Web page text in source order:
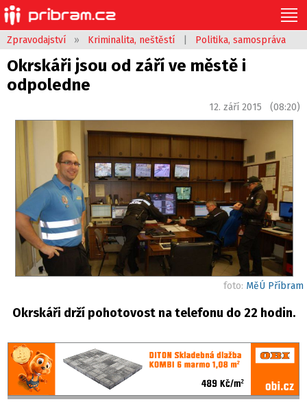
Zpravodajství » Kriminalita, neštěstí Politika, samospráva
Okrskáři jsou od září ve městě i
odpoledne
12. září 2015 (08:20)
foto: MěÚ Příbram
Okrskáři drží pohotovost na telefonu do 22 hodin.